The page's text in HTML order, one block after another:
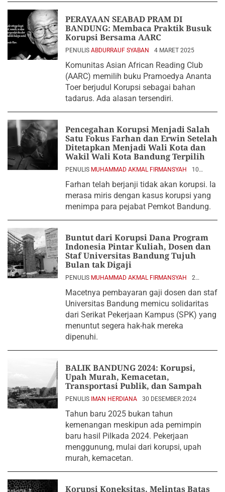
PERAYAAN SEABAD PRAM DI
BANDUNG: Membaca Praktik Busuk
Korupsi Bersama AARC
PENULIS ABDURRAUF SYABAN 4 MARET 2025
Komunitas Asian African Reading Club
(AARC) memilih buku Pramoedya Ananta
Toer berjudul Korupsi sebagai bahan
tadarus. Ada alasan tersendiri.
Pencegahan Korupsi Menjadi Salah
Satu Fokus Farhan dan Erwin Setelah
Ditetapkan Menjadi Wali Kota dan
Wakil Wali Kota Bandung Terpilih
PENULIS MUHAMMAD AKMAL FIRMANSYAH
10
Farhan telah berjanji tidak akan korupsi. Ia
merasa miris dengan kasus korupsi yang
menimpa para pejabat Pemkot Bandung.
Buntut dari Korupsi Dana Program
Indonesia Pintar Kuliah, Dosen dan
Staf Universitas Bandung Tujuh
Bulan tak Digaji
PENULIS MUHAMMAD AKMAL FIRMANSYAH
2
Macetnya pembayaran gaji dosen dan staf
Universitas Bandung memicu solidaritas
dari Serikat Pekerjaan Kampus (SPK) yang
menuntut segera hak-hak mereka
dipenuhi.
BALIK BANDUNG 2024: Korupsi,
Upah Murah, Kemacetan,
Transportasi Publik, dan Sampah
PENULIS IMAN HERDIANA 30 DESEMBER 2024
Tahun baru 2025 bukan tahun
kemenangan meskipun ada pemimpin
baru hasil Pilkada 2024. Pekerjaan
menggunung, mulai dari korupsi, upah
murah, kemacetan.
Korupsi Koneksitas, Melintas Batas